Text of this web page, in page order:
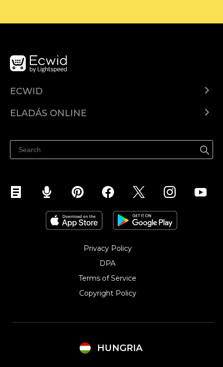
ECWID
Árkalkuláció
ELADÁS ONLINE
Eladás a Facebookon
Eladás Instagramon
Privacy Policy
DPA
Terms of Service
Copyright Policy‎
HUNGRIA